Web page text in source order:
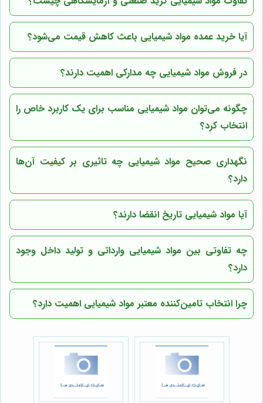
آیا خرید عمده مواد شیمیایی باعث کاهش قیمت می‌شود؟
در فروش مواد شیمیایی چه مدارکی اهمیت دارند؟
چگونه می‌توان مواد شیمیایی مناسب برای یک کاربرد خاص را
انتخاب کرد؟
نگهداری صحیح مواد شیمیایی چه تاثیری بر کیفیت آن‌ها
دارد؟
آیا مواد شیمیایی تاریخ انقضا دارند؟
چه تفاوتی بین مواد شیمیایی وارداتی و تولید داخل وجود
دارد؟
چرا انتخاب تامین‌کننده معتبر مواد شیمیایی اهمیت دارد؟